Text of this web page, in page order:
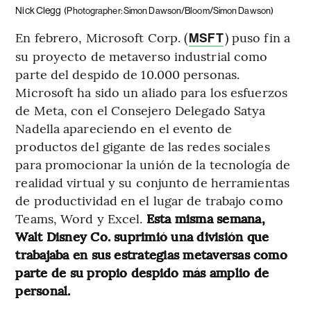
Nick Clegg (Photographer: Simon Dawson/Bloom/Simon Dawson)
En febrero, Microsoft Corp. (MSFT) puso fin a
su proyecto de metaverso industrial como
parte del despido de 10.000 personas.
Microsoft ha sido un aliado para los esfuerzos
de Meta, con el Consejero Delegado Satya
Nadella apareciendo en el evento de
productos del gigante de las redes sociales
para promocionar la unión de la tecnología de
realidad virtual y su conjunto de herramientas
de productividad en el lugar de trabajo como
Teams, Word y Excel. Esta misma semana,
Walt Disney Co. suprimió una división que
trabajaba en sus estrategias metaversas como
parte de su propio despido más amplio de
personal.